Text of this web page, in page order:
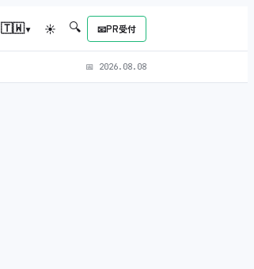
🇹🇼▾ ☀ 🔍 📧PR受付
📅 2026.08.08